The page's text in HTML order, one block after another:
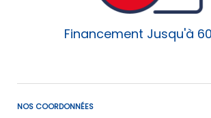
Financement Jusqu'à
NOS COORDONNÉES